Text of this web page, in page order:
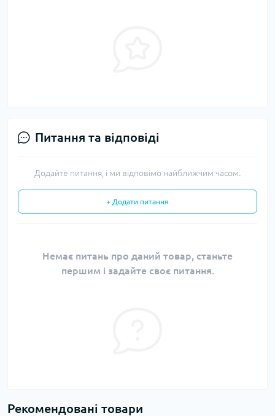
Питання та відповіді
Додайте питання, і ми відповімо найближчим часом.
+ Додати питання
Немає питань про даний товар, станьте
першим і задайте своє питання.
Рекомендовані товари